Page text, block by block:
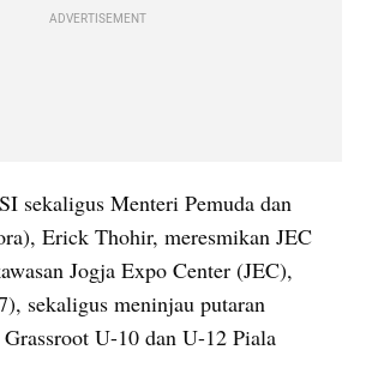
ADVERTISEMENT
sekaligus Menteri Pemuda dan
Erick Thohir, meresmikan JEC
Jogja Expo Center (JEC),
sekaligus meninjau putaran
U-10 dan U-12 Piala